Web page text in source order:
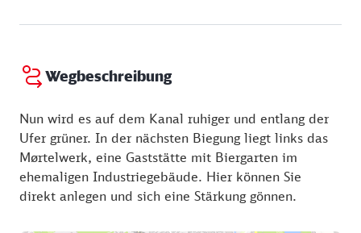
Wegbeschreibung
Nun wird es auf dem Kanal ruhiger und entlang der
Ufer grüner. In der nächsten Biegung liegt links das
Mørtelwerk, eine Gaststätte mit Biergarten im
ehemaligen Industriegebäude. Hier können Sie
direkt anlegen und sich eine Stärkung gönnen.